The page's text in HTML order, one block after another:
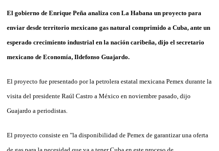
El gobierno de Enrique Peña analiza con La Habana un proyecto para
enviar desde territorio mexicano gas natural comprimido a Cuba, ante un
esperado crecimiento industrial en la nación caribeña, dijo el secretario
mexicano de Economía, Ildefonso Guajardo.
El proyecto fue presentado por la petrolera estatal mexicana Pemex durante la
visita del presidente Raúl Castro a México en noviembre pasado, dijo
Guajardo a periodistas.
El proyecto consiste en "la disponibilidad de Pemex de garantizar una oferta